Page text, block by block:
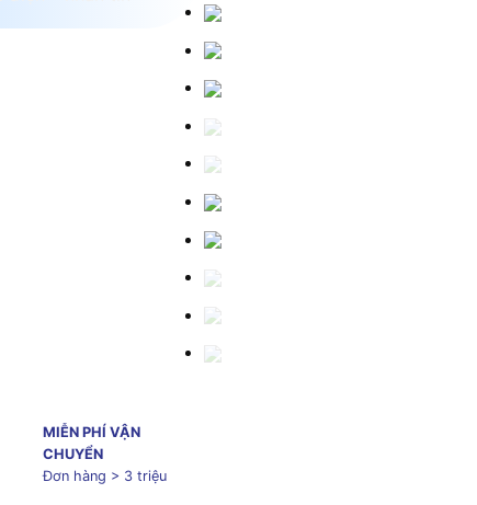
MIỄN PHÍ VẬN
CHUYỂN
Đơn hàng > 3 triệu